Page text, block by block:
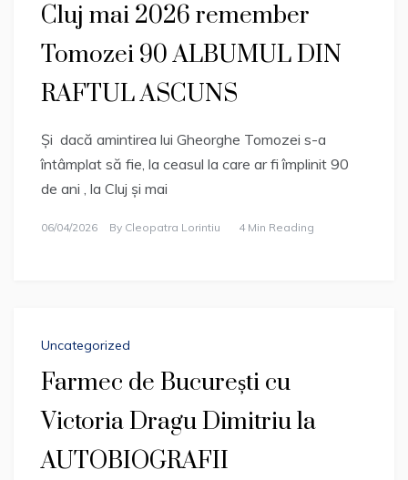
Cluj mai 2026 remember
Tomozei 90 ALBUMUL DIN
RAFTUL ASCUNS
Și dacă amintirea lui Gheorghe Tomozei s-a
întâmplat să fie, la ceasul la care ar fi împlinit 90
de ani , la Cluj și mai
06/04/2026 By Cleopatra Lorintiu 4 Min Reading
Uncategorized
Farmec de București cu
Victoria Dragu Dimitriu la
AUTOBIOGRAFII